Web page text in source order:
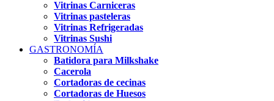
Vitrinas Carniceras
Vitrinas pasteleras
Vitrinas Refrigeradas
Vitrinas Sushi
GASTRONOMÍA
Batidora para Milkshake
Cacerola
Cortadoras de cecinas
Cortadoras de Huesos